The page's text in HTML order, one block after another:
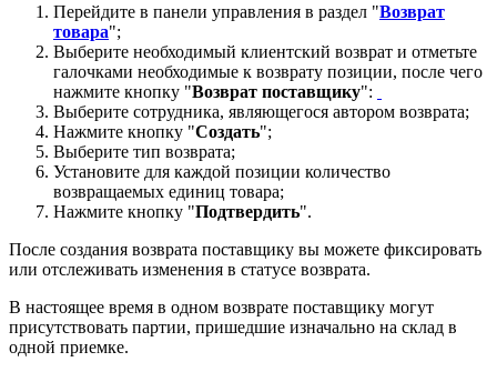
Перейдите в панели управления в раздел "Возврат
товара";
Выберите необходимый клиентский возврат и отметьте
галочками необходимые к возврату позиции, после чего
нажмите кнопку "Возврат поставщику":
Выберите сотрудника, являющегося автором возврата;
Нажмите кнопку "Создать";
Выберите тип возврата;
Установите для каждой позиции количество
возвращаемых единиц товара;
Нажмите кнопку "Подтвердить".
После создания возврата поставщику вы можете фиксировать
или отслеживать изменения в статусе возврата.
В настоящее время в одном возврате поставщику могут
присутствовать партии, пришедшие изначально на склад в
одной приемке.